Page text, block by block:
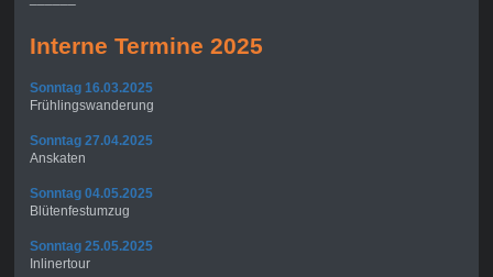
Interne Termine 2025
Sonntag 16.03.2025
Frühlingswanderung
Sonntag 27.04.2025
Anskaten
Sonntag 04.05.2025
Blütenfestumzug
Sonntag 25.05.2025
Inlinertour